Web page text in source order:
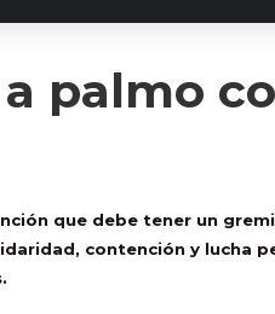
palmo
que debe tener un
contención y lucha